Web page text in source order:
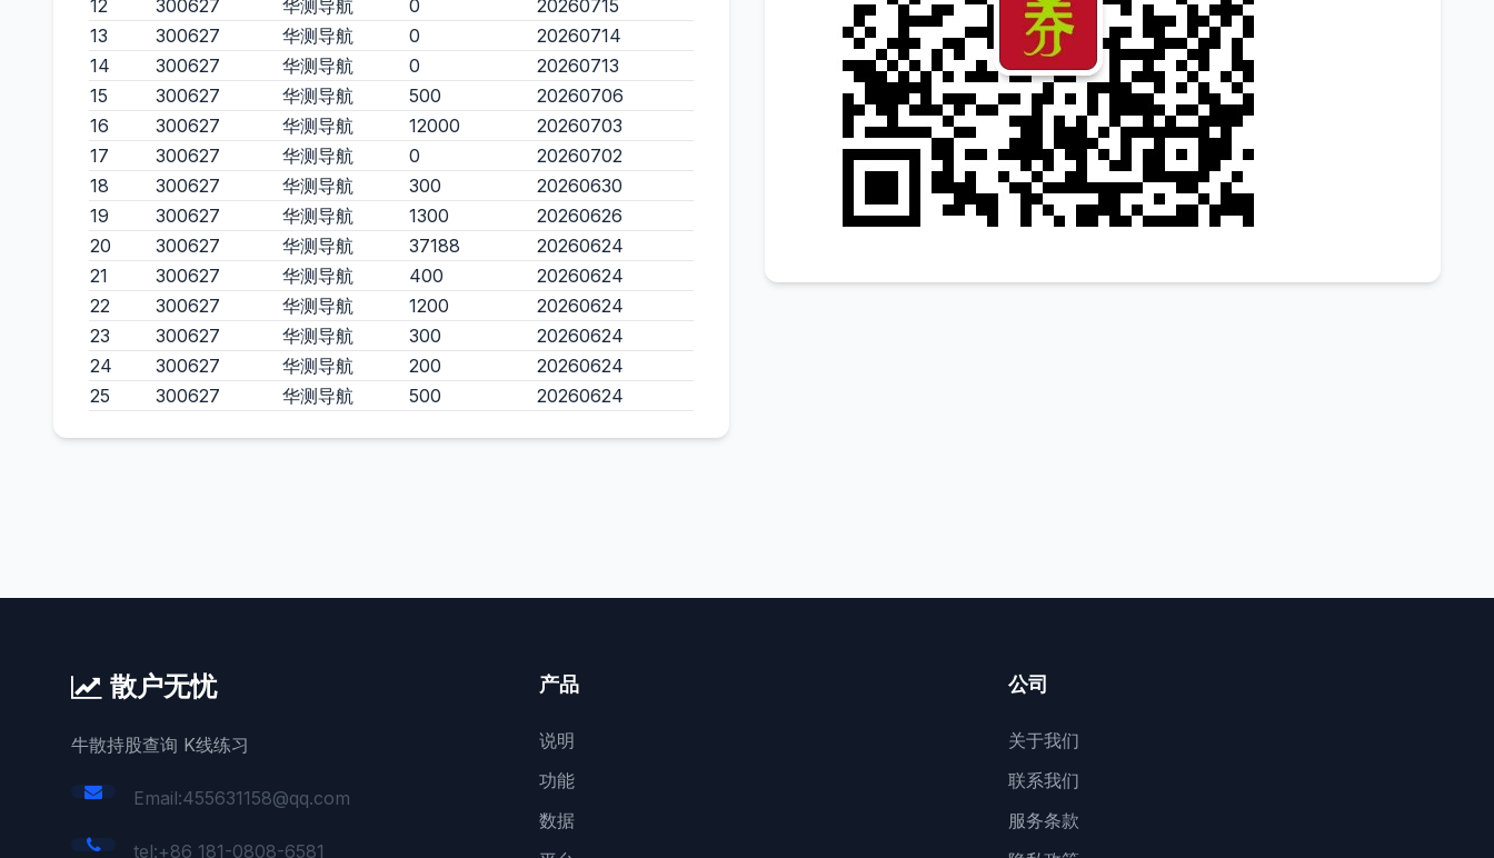
12
300627 华测导航 0
20260715
13
300627 华测导航 0
20260714
14
300627 华测导航 0
20260713
15
300627 华测导航 500
20260706
16
300627 华测导航 12000
20260703
17
300627 华测导航 0
20260702
18
300627 华测导航 300
20260630
19
300627 华测导航 1300
20260626
20
300627 华测导航 37188
20260624
21
300627 华测导航 400
20260624
22
300627 华测导航 1200
20260624
23
300627 华测导航 300
20260624
24
300627 华测导航 200
20260624
25
300627 华测导航 500 20260624
散户无忧
牛散持股查询 K线练习
Email:455631158@qq.com
tel:+86 181-0808-6581
产品
说明
功能
数据
公司
关于我们
联系我们
服务条款